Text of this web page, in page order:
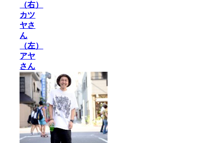
（右）
カツ
ヤさ
ん
（左）
アヤ
さん